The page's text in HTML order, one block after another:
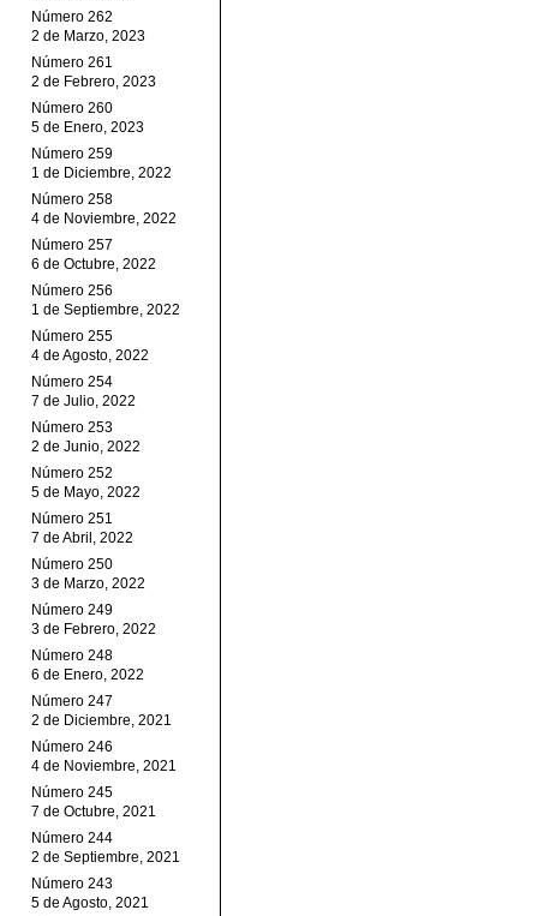
Número 262
2 de Marzo, 2023
Número 261
2 de Febrero, 2023
Número 260
5 de Enero, 2023
Número 259
1 de Diciembre, 2022
Número 258
4 de Noviembre, 2022
Número 257
6 de Octubre, 2022
Número 256
1 de Septiembre, 2022
Número 255
4 de Agosto, 2022
Número 254
7 de Julio, 2022
Número 253
2 de Junio, 2022
Número 252
5 de Mayo, 2022
Número 251
7 de Abril, 2022
Número 250
3 de Marzo, 2022
Número 249
3 de Febrero, 2022
Número 248
6 de Enero, 2022
Número 247
2 de Diciembre, 2021
Número 246
4 de Noviembre, 2021
Número 245
7 de Octubre, 2021
Número 244
2 de Septiembre, 2021
Número 243
5 de Agosto, 2021